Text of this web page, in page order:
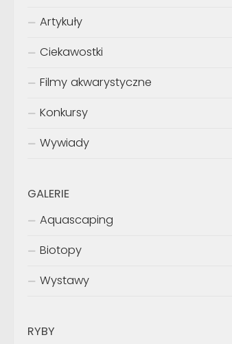
Artykuły
Ciekawostki
Filmy akwarystyczne
Konkursy
Wywiady
GALERIE
Aquascaping
Biotopy
Wystawy
RYBY